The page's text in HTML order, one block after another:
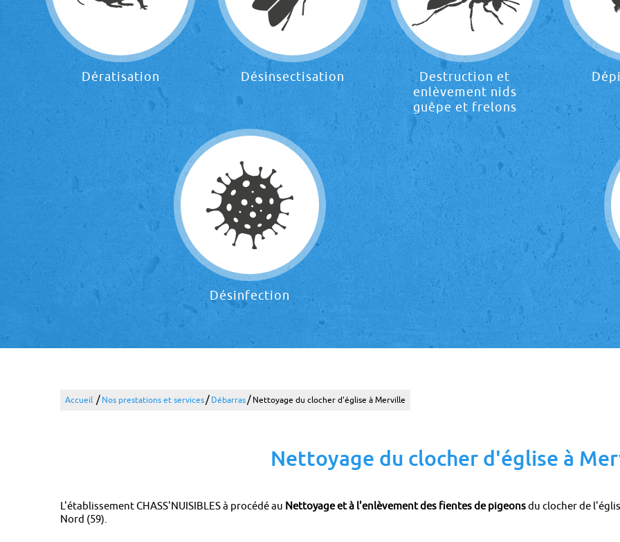
Dératisation Désinsectisation
Destruction et
enlèvement nids
guêpe et frelons
Désinfection
Accueil /Nos prestations et services/Débarras/Nettoyage du clocher d'église à Merville
Nettoyage du clocher d'église à
L'établissement CHASS'NUISIBLES à procédé au Nettoyage et à l'enlèvement des fientes de pigeonsdu clocher de
Nord (59).